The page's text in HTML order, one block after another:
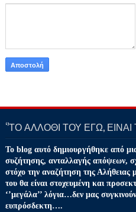
‘’ΤΟ ΑΛΛΟΘΙ ΤΟΥ ΕΓΩ,
Το blog αυτό δημιουργήθηκε από
συζήτησης, ανταλλαγής απόψεων,
στόχο την αναζήτηση της
του θα είναι στοχευμένη και
‘’μεγάλα’’ λόγια…δεν μας
ευπρόσδεκτη….